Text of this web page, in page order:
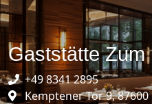
Gaststätte Zum
+49 8341 2895
Kemptener Tor 9,